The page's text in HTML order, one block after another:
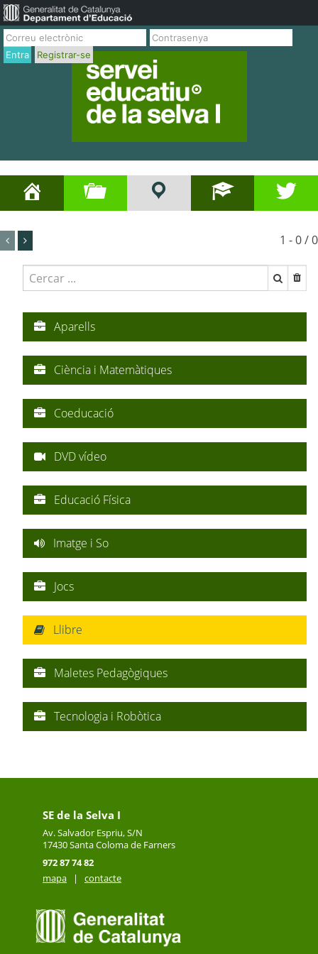
Entra Registrar-se
1 - 0 / 0
Aparells
Ciència i Matemàtiques
Coeducació
DVD vídeo
Educació Física
Imatge i So
Jocs
Llibre
Maletes Pedagògiques
Tecnologia i Robòtica
SE de la Selva I
Av. Salvador Espriu, S/N
17430Santa Coloma de Farners
972 87 74 82
mapa
| contacte